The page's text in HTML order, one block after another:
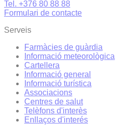
Tel. +376 80 88 88
Formulari de contacte
Serveis
Farmàcies de guàrdia
Informació meteorològica
Cartellera
Informació general
Informació turística
Associacions
Centres de salut
Telèfons d'interès
Enllaços d'interés